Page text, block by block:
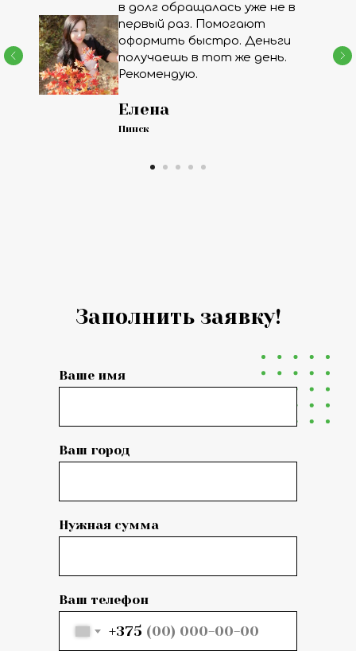
в долг обращалась уже не в
первый раз. Помогают
оформить быстро. Деньги
получаешь в тот же день.
Рекомендую.
Елена
Пинск
Ваше имя
Ваш город
Нужная сумма
Ваш телефон
+375
Заполнить заявку!